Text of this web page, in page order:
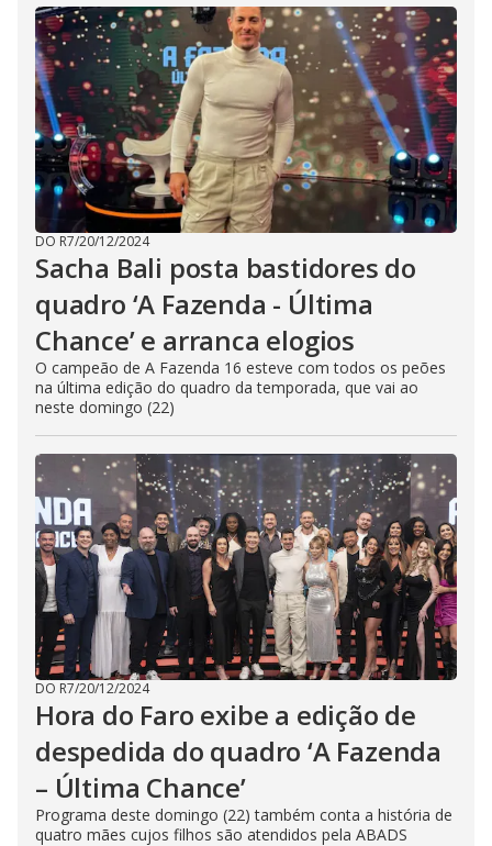
DO R7/20/12/2024
Sacha Bali posta bastidores do
quadro ‘A Fazenda - Última
Chance’ e arranca elogios
O campeão de A Fazenda 16 esteve com todos os peões
na última edição do quadro da temporada, que vai ao
neste domingo (22)
DO R7/20/12/2024
Hora do Faro exibe a edição de
despedida do quadro ‘A Fazenda
– Última Chance’
Programa deste domingo (22) também conta a história de
quatro mães cujos filhos são atendidos pela ABADS